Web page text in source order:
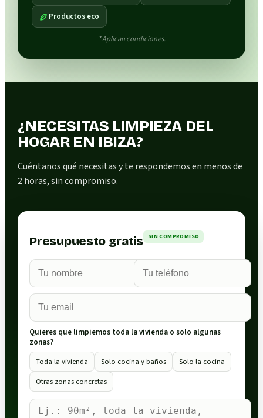
Productos eco
* Aplican condiciones.
¿NECESITAS LIMPIEZA DEL
HOGAR EN IBIZA?
Cuéntanos qué necesitas y te respondemos en menos de
2 horas, sin compromiso.
Presupuesto gratis SIN COMPROMISO
Quieres que limpiemos toda la vivienda o solo algunas
zonas?
Toda la vivienda
Solo cocina y baños
Solo la cocina
Otras zonas concretas